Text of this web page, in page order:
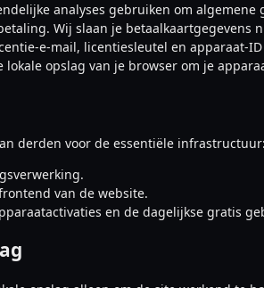
analyses gebruiken om
Wij slaan je betaalkaartgegevens
e-mail, licentiesleutel en apparaat-
lokale opslag van je browser om je
derden voor de essentiële infrastructuur:
van de website.
en de dagelijkse gratis